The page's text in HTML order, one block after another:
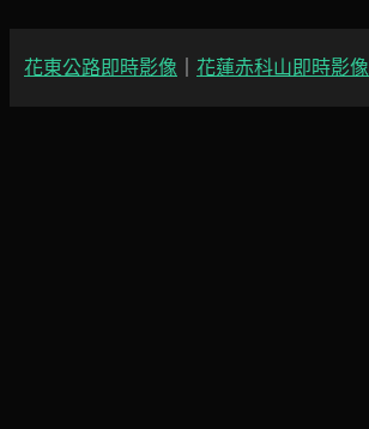
花東公路即時影像 花蓮赤科山即時影像